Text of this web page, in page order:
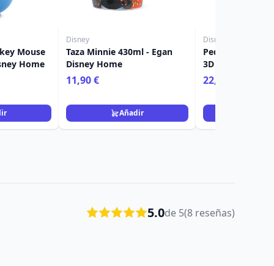
Mouse
Home
Disney
Taza Minnie 430ml - Egan
Disney Home
11,90 €
Añadir
Disney
Pequeña
3D de Mickey
Disney
22,90 €
5.0de 5(8 reseñas)